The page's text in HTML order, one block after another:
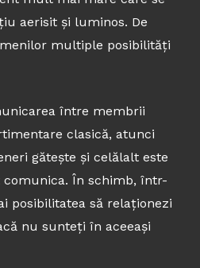
aerisit și luminos. De
multiple posibilități
între membrii
clasică, atunci
gătește și celălalt este
În schimb, într-
posibilitatea să relaționezi
nu sunteți în aceeași